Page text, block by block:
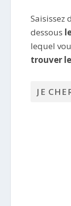
Saisissez
dessous
lequel
trouver